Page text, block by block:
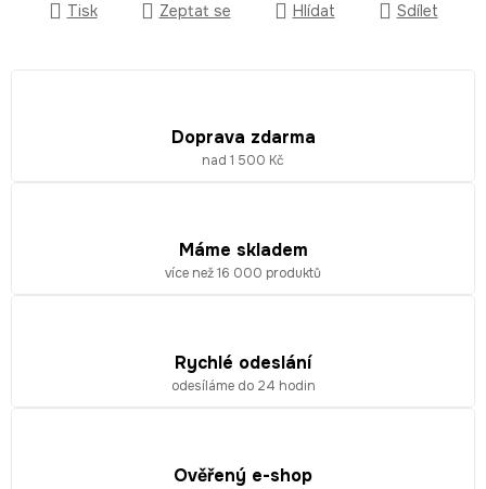
Tisk Zeptat se Hlídat Sdílet
Doprava zdarma
nad 1 500 Kč
Máme skladem
více než 16 000 produktů
Rychlé odeslání
odesíláme do 24 hodin
Ověřený e-shop